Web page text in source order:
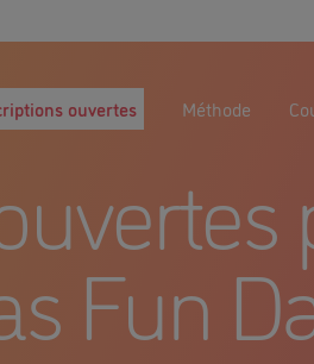
ouvertes Méthode
Fun